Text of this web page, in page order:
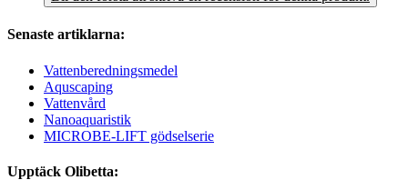
Senaste artiklarna:
Vattenberedningsmedel
Aquscaping
Vattenvård
Nanoaquaristik
MICROBE-LIFT gödselserie
Upptäck Olibetta: